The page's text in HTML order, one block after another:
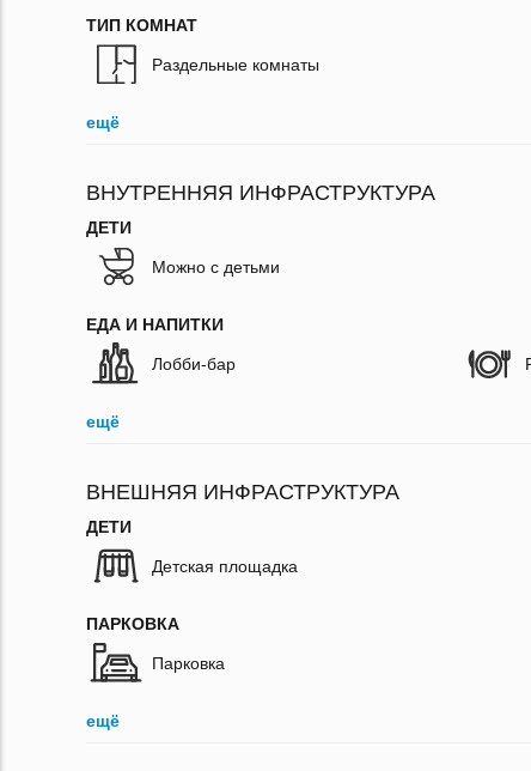
ТИП КОМНАТ
Раздельные комнаты
ещё
ВНУТРЕННЯЯ ИНФРАСТРУКТУРА
ДЕТИ
Можно с детьми
ЕДА И НАПИТКИ
Лобби-бар
ещё
ВНЕШНЯЯ ИНФРАСТРУКТУРА
ДЕТИ
Детская площадка
ПАРКОВКА
Парковка
ещё